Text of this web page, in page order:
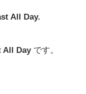
All Day.
All Day です。